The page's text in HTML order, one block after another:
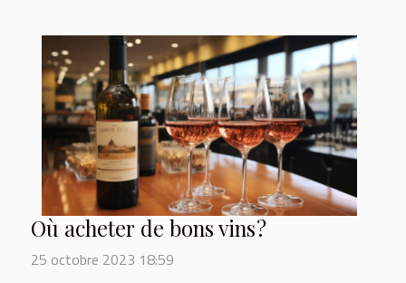
Où acheter de bons vins ?
25 octobre 2023 18:59